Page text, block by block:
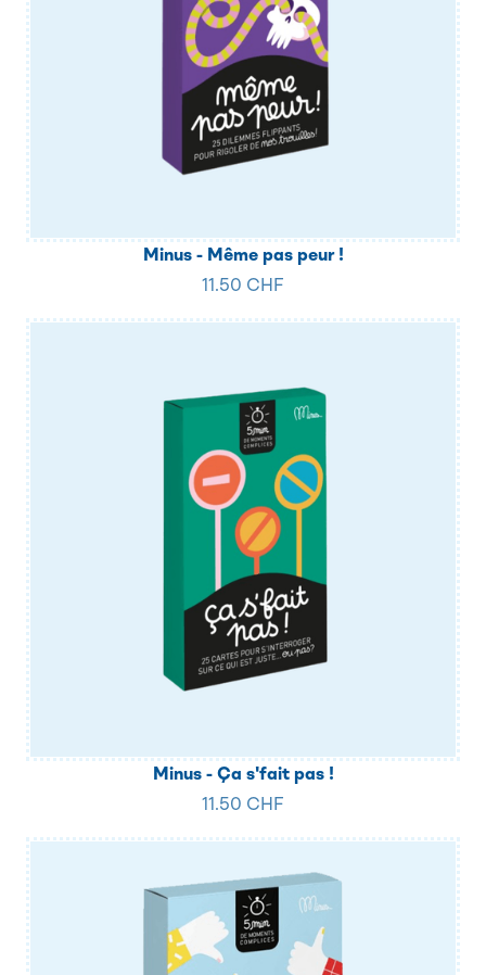
Minus - Même pas peur !
11.50 CHF
Minus - Ça s'fait pas !
11.50 CHF